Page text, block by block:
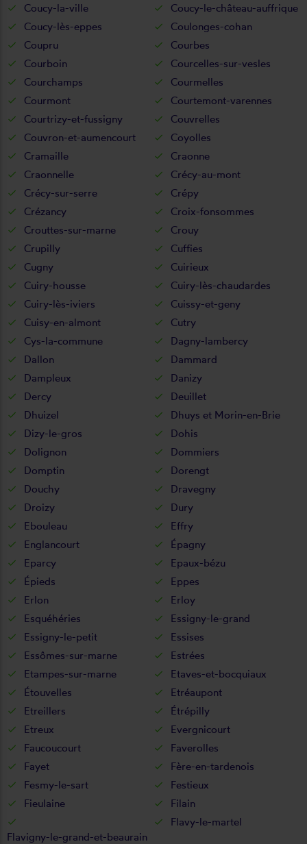
Coucy-la-ville
Coucy-le-château-auffrique
Coucy-lès-eppes
Coulonges-cohan
Coupru
Courbes
Courboin
Courcelles-sur-vesles
Courchamps
Courmelles
Courmont
Courtemont-varennes
Courtrizy-et-fussigny
Couvrelles
Couvron-et-aumencourt
Coyolles
Cramaille
Craonne
Craonnelle
Crécy-au-mont
Crécy-sur-serre
Crépy
Crézancy
Croix-fonsommes
Crouttes-sur-marne
Crouy
Crupilly
Cuffies
Cugny
Cuirieux
Cuiry-housse
Cuiry-lès-chaudardes
Cuiry-lès-iviers
Cuissy-et-geny
Cuisy-en-almont
Cutry
Cys-la-commune
Dagny-lambercy
Dallon
Dammard
Dampleux
Danizy
Dercy
Deuillet
Dhuizel
Dhuys et Morin-en-Brie
Dizy-le-gros
Dohis
Dolignon
Dommiers
Domptin
Dorengt
Douchy
Dravegny
Droizy
Dury
Ebouleau
Effry
Englancourt
Épagny
Eparcy
Epaux-bézu
Épieds
Eppes
Erlon
Erloy
Esquéhéries
Essigny-le-grand
Essigny-le-petit
Essises
Essômes-sur-marne
Estrées
Etampes-sur-marne
Etaves-et-bocquiaux
Étouvelles
Etréaupont
Etreillers
Étrépilly
Etreux
Evergnicourt
Faucoucourt
Faverolles
Fayet
Fère-en-tardenois
Fesmy-le-sart
Festieux
Fieulaine
Filain
Flavigny-le-grand-et-beaurain
Flavy-le-martel